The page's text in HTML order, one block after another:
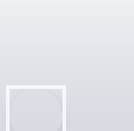
НАСТРОИМ